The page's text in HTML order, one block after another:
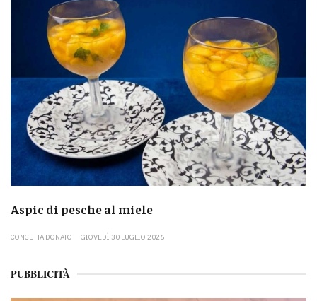
Aspic di pesche al miele
CONCETTA DONATO GIOVEDÌ 30 LUGLIO 2026
PUBBLICITÀ